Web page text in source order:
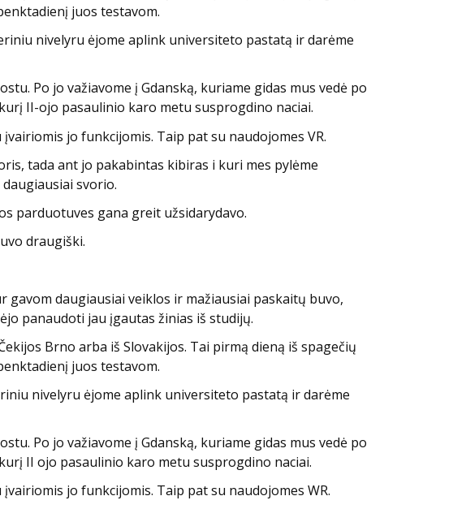
juos testavom.
nivelyru ėjome aplink universiteto pastatą ir darėme
Po jo važiavome į Gdanską, kuriame gidas mus vedė po
II-ojo pasaulinio karo metu susprogdino naciai.
jo funkcijomis. Taip pat su naudojomes VR.
tada ant jo pakabintas kibiras i kuri mes pylėme
svorio.
parduotuves gana greit užsidarydavo.
draugiški.
daugiausiai veiklos ir mažiausiai paskaitų buvo,
panaudoti jau įgautas žinias iš studijų.
Brno arba iš Slovakijos. Tai pirmą dieną iš spagečių
juos testavom.
nivelyru ėjome aplink universiteto pastatą ir darėme
Po jo važiavome į Gdanską, kuriame gidas mus vedė po
II ojo pasaulinio karo metu susprogdino naciai.
jo funkcijomis. Taip pat su naudojomes WR.